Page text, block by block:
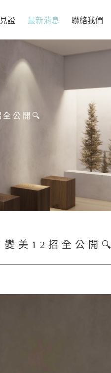
證 最新消息 聯絡我們
公開🔍
美12招全公開🔍